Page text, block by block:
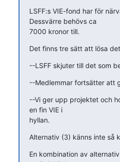
LSFF:s VIE-fond har för
Dessvärre behövs ca
7000 kronor till.
Det finns tre sätt att lösa
--LSFF skjuter till det som
--Medlemmar fortsätter att
--Vi ger upp projektet och
en fin VIE i
hyllan.
Alternativ (3) känns inte så
En kombination av